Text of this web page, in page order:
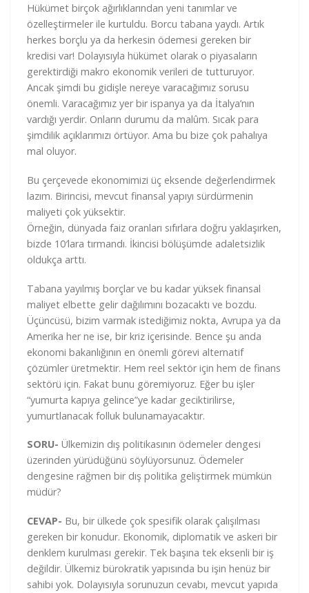
Hükümet birçok ağırlıklarından yeni tanımlar ve
özelleştirmeler ile kurtuldu. Borcu tabana yaydı. Artık
herkes borçlu ya da herkesin ödemesi gereken bir
kredisi var! Dolayısıyla hükümet olarak o piyasaların
gerektirdiği makro ekonomik verileri de tutturuyor.
Ancak şimdi bu gidişle nereye varacağımız sorusu
önemli. Varacağımız yer bir ispanya ya da İtalya’nın
vardığı yerdir. Onların durumu da malûm. Sıcak para
şimdilik açıklarımızı örtüyor. Ama bu bize çok pahalıya
mal oluyor.
Bu çerçevede ekonomimizi üç eksende değerlendirmek
lazım. Birincisi, mevcut finansal yapıyı sürdürmenin
maliyeti çok yüksektir.
Örneğin, dünyada faiz oranları sıfırlara doğru yaklaşırken,
bizde 10′lara tırmandı. İkincisi bölüşümde adaletsizlik
oldukça arttı.
Tabana yayılmış borçlar ve bu kadar yüksek finansal
maliyet elbette gelir dağılımını bozacaktı ve bozdu.
Üçüncüsü, bizim varmak istediğimiz nokta, Avrupa ya da
Amerika her ne ise, bir kriz içerisinde. Bence şu anda
ekonomi bakanlığının en önemli görevi alternatif
çözümler üretmektir. Hem reel sektör için hem de finans
sektörü için. Fakat bunu göremiyoruz. Eğer bu işler
“yumurta kapıya gelince”ye kadar geciktirilirse,
yumurtlanacak folluk bulunamayacaktır.
SORU- Ülkemizin dış politikasının ödemeler dengesi
üzerinden yürüdüğünü söylüyorsunuz. Ödemeler
dengesine rağmen bir dış politika geliştirmek mümkün
müdür?
CEVAP- Bu, bir ülkede çok spesifik olarak çalışılması
gereken bir konudur. Ekonomik, diplomatik ve askeri bir
denklem kurulması gerekir. Tek başına tek eksenli bir iş
değildir. Ülkemiz bürokratik yapısında bu işin henüz bir
sahibi yok. Dolayısıyla sorunuzun cevabı, mevcut yapıda